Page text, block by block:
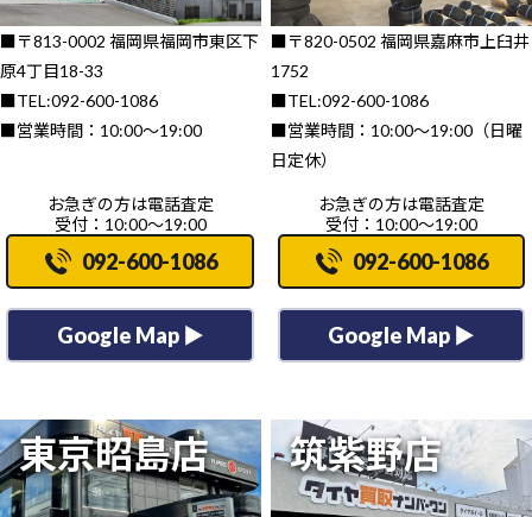
■〒813-0002 福岡県福岡市東区下
原4丁目18-33
■TEL:092-600-1086
■営業時間：10:00～19:00
お急ぎの方は電話査定
受付：10:00～19:00
092-600-1086
Google Map ▶
■〒820-0502 福岡県嘉麻市上臼井
1752
■TEL:092-600-1086
■営業時間：10:00～19:00（日曜
日定休）
お急ぎの方は電話査定
受付：10:00～19:00
092-600-1086
Google Map ▶
東京昭島店 筑紫野店